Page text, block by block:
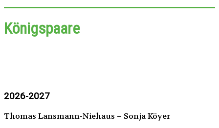
Königspaare
2026-2027
Thomas Lansmann-Niehaus – Sonja Köyer